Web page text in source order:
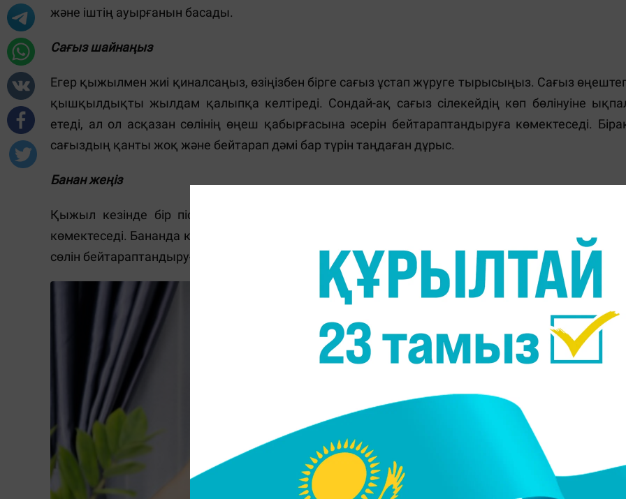
және іштің ауырғанын басады.
Сағыз шайнаңыз
Егер қыжылмен жиі қиналсаңыз, өзіңізбен бірге сағыз ұстап жүруге тырысыңыз. Сағыз
қышқылдықты жылдам қалыпқа келтіреді. Сондай-ақ сағыз сілекейдің көп бөлінуіне
етеді, ал ол асқазан сөлінің өңеш қабырғасына әсерін бейтараптандыруға көмектеседі.
сағыздың қанты жоқ және бейтарап дәмі бар түрін таңдаған дұрыс.
Банан жеңіз
Қыжыл кезінде бір піскен банан жеп жіберуге болады. Ол жағымсыз белгілерден арылуға
көмектеседі. Бананда калий көп, бұл оны сілтілі жеміс етеді. Бұл микроэлемент өңештегі асқазан
сөлін бейтараптандыруға көмектеседі.